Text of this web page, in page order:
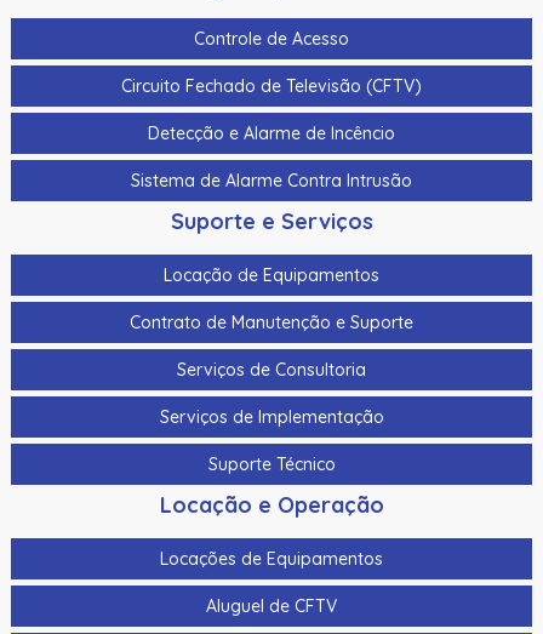
Controle de Acesso
Circuito Fechado de Televisão (CFTV)
Detecção e Alarme de Incêncio
Sistema de Alarme Contra Intrusão
Suporte e Serviços
Locação de Equipamentos
Contrato de Manutenção e Suporte
Serviços de Consultoria
Serviços de Implementação
Suporte Técnico
Locação e Operação
Locações de Equipamentos
Aluguel de CFTV